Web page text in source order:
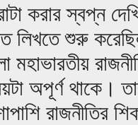
করার স্বপ্ন
লিখতে শুরু
মহাভারতীয়
অপূর্ণ থাকে।
রাজনীতির